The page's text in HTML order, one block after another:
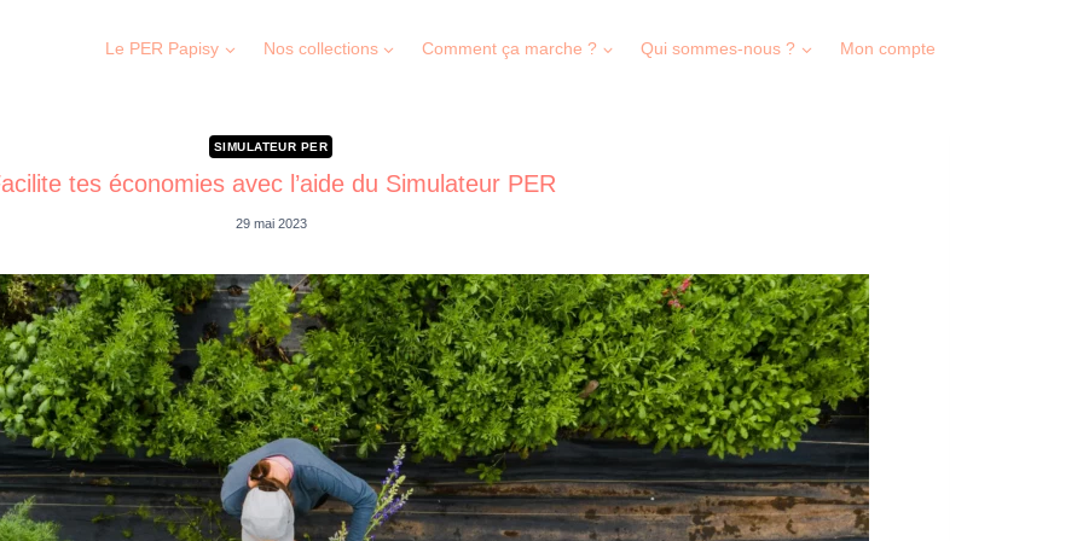
Le PER Papisy Nos collections Comment ça marche ? Qui sommes-nous ? Mon compte
SIMULATEUR PER
tes économies avec l’aide du Simulateur PER
29 mai 2023